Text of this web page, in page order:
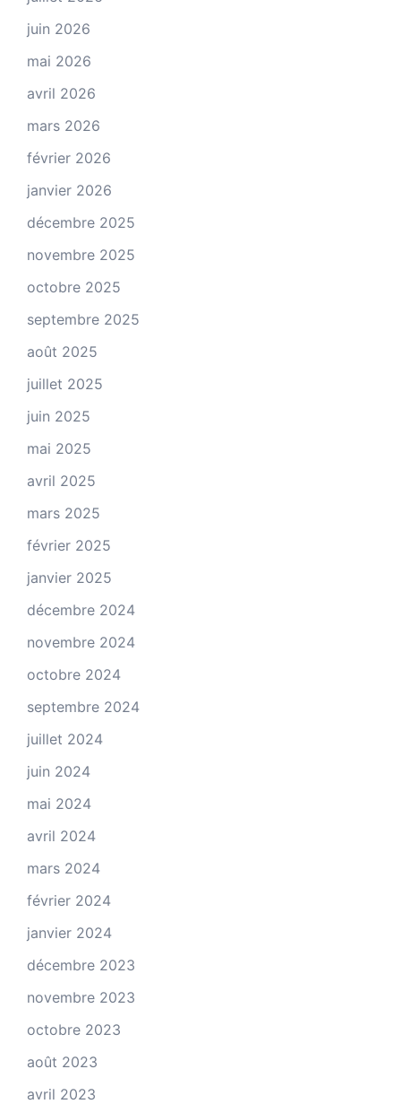
juin 2026
mai 2026
avril 2026
mars 2026
février 2026
janvier 2026
décembre 2025
novembre 2025
octobre 2025
septembre 2025
août 2025
juillet 2025
juin 2025
mai 2025
avril 2025
mars 2025
février 2025
janvier 2025
décembre 2024
novembre 2024
octobre 2024
septembre 2024
juillet 2024
juin 2024
mai 2024
avril 2024
mars 2024
février 2024
janvier 2024
décembre 2023
novembre 2023
octobre 2023
août 2023
avril 2023